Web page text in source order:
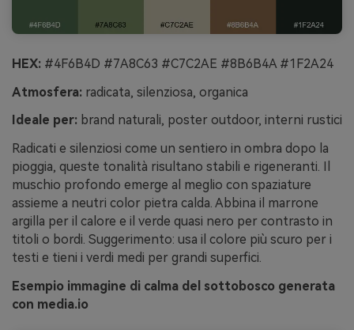
HEX: #4F6B4D #7A8C63 #C7C2AE #8B6B4A #1F2A24
Atmosfera: radicata, silenziosa, organica
Ideale per: brand naturali, poster outdoor, interni rustici
Radicati e silenziosi come un sentiero in ombra dopo la
pioggia, queste tonalità risultano stabili e rigeneranti. Il
muschio profondo emerge al meglio con spaziature
assieme a neutri color pietra calda. Abbina il marrone
argilla per il calore e il verde quasi nero per contrasto in
titoli o bordi. Suggerimento: usa il colore più scuro per i
testi e tieni i verdi medi per grandi superfici.
Esempio immagine di calma del sottobosco generata
con media.io